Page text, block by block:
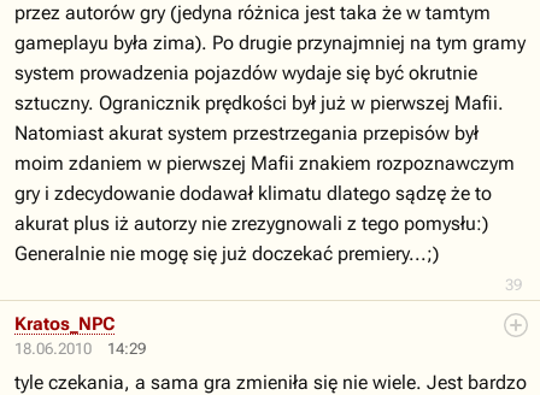
39
przez autorów gry (jedyna różnica jest taka że w tamtym
gameplayu była zima). Po drugie przynajmniej na tym gramy
system prowadzenia pojazdów wydaje się być okrutnie
sztuczny. Ogranicznik prędkości był już w pierwszej Mafii.
Natomiast akurat system przestrzegania przepisów był
moim zdaniem w pierwszej Mafii znakiem rozpoznawczym
gry i zdecydowanie dodawał klimatu dlatego sądzę że to
akurat plus iż autorzy nie zrezygnowali z tego pomysłu:)
Generalnie nie mogę się już doczekać premiery...;)
18.06.2010 14:29
Kratos_NPC
tyle czekania, a sama gra zmieniła się nie wiele. Jest bardzo